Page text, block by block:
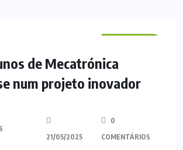
de Mecatrónica
num projeto inovador
21/05/2025
0
COMENTÁRIOS